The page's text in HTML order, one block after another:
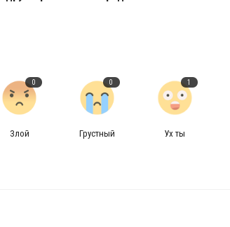
0
Злой
0
Грустный
1
Ух ты